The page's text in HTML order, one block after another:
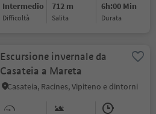
Intermedio
Difficoltà
712 m
Salita
6h:00 Min
durata
Escursione invernale da
Casateia a Mareta
Casateia, Racines, Vipiteno e dintorni